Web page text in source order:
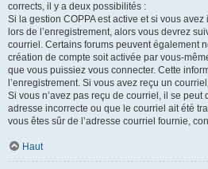
corrects, il y a deux possibilités :
Si la gestion COPPA est active et si vous
lors de l’enregistrement, alors vous devrez
courriel. Certains forums peuvent également
création de compte soit activée par vous-
que vous puissiez vous connecter. Cette
l’enregistrement. Si vous avez reçu un
Si vous n’avez pas reçu de courriel, il se peut
adresse incorrecte ou que le courriel ait été
vous êtes sûr de l’adresse courriel fournie,
Haut